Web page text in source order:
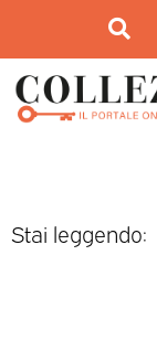
Stai leggendo: